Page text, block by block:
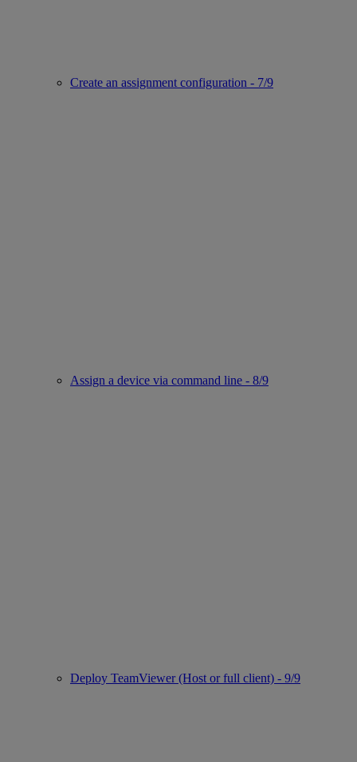
Create an assignment configuration - 7/9
Assign a device via command line - 8/9
Deploy TeamViewer (Host or full client) - 9/9